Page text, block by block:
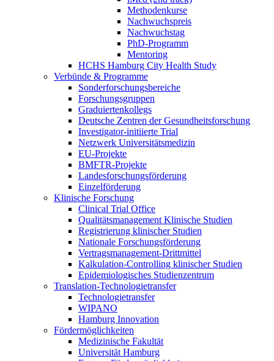
Methodenkurse
Nachwuchspreis
Nachwuchstag
PhD-Programm
Mentoring
HCHS Hamburg City Health Study
Verbünde & Programme
Sonderforschungsbereiche
Forschungsgruppen
Graduiertenkollegs
Deutsche Zentren der Gesundheitsforschung
Investigator-initiierte Trial
Netzwerk Universitätsmedizin
EU-Projekte
BMFTR-Projekte
Landesforschungsförderung
Einzelförderung
Klinische Forschung
Clinical Trial Office
Qualitätsmanagement Klinische Studien
Registrierung klinischer Studien
Nationale Forschungsförderung
Vertragsmanagement-Drittmittel
Kalkulation-Controlling klinischer Studien
Epidemiologisches Studienzentrum
Translation-Technologietransfer
Technologietransfer
WIPANO
Hamburg Innovation
Fördermöglichkeiten
Medizinische Fakultät
Universität Hamburg